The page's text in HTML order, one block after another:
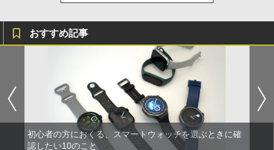
おすすめ記事
初心者の方におくる、スマートウォッチを選ぶときに確
認したい10のこと